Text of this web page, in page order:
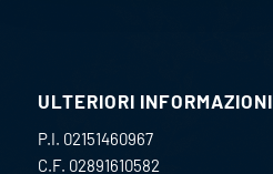
ULTERIORI INFORMAZIONI
P.I. 02151460967
C.F. 02891610582